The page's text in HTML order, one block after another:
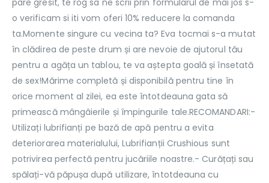
o verificam si iti vom oferi 10% reducere la comanda
ta.Momente singure cu vecina ta? Eva tocmai s-a mutat
în clădirea de peste drum și are nevoie de ajutorul tău
pentru a agăța un tablou, te va aștepta goală și însetată
de sex!Mărime completă și disponibilă pentru tine în
orice moment al zilei, ea este întotdeauna gata să
primească mângâierile și împingurile tale.RECOMANDARI:-
Utilizați lubrifianți pe bază de apă pentru a evita
deteriorarea materialului, Lubrifianții Crushious sunt
potrivirea perfectă pentru jucăriile noastre.- Curățați sau
spălați-vă păpușa după utilizare, întotdeauna cu